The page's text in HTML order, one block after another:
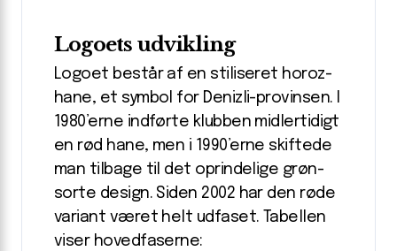
Logoets udvikling
Logoet består af en stiliseret horoz-
hane, et symbol for Denizli-provinsen. I
1980’erne indførte klubben midlertidigt
en rød hane, men i 1990’erne skiftede
man tilbage til det oprindelige grøn-
sorte design. Siden 2002 har den røde
variant været helt udfaset. Tabellen
viser hovedfaserne: